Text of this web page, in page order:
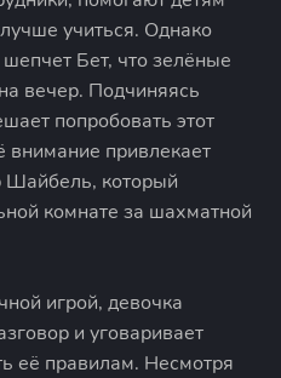
учиться. Однако
Бет, что зелёные
вечер. Подчиняясь
попробовать этот
внимание привлекает
Шайбель, который
комнате за шахматной
игрой, девочка
и уговаривает
её правилам. Несмотря